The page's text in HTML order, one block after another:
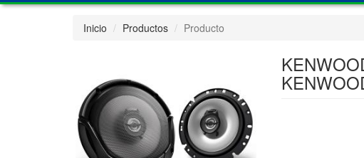
Inicio Productos Producto